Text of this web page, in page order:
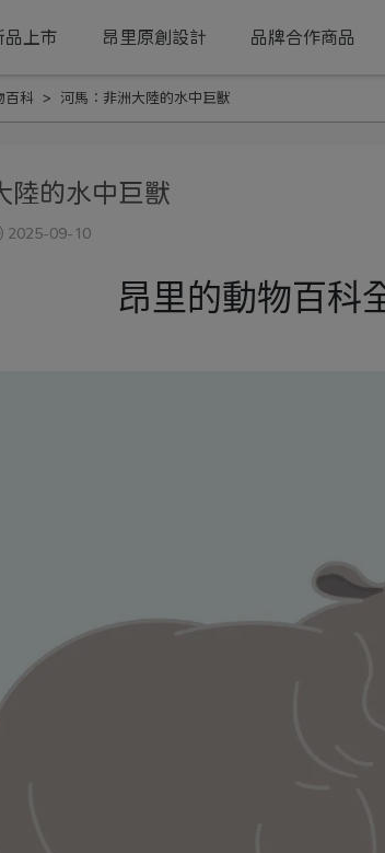
品上市 昂里原創設計 品牌合作商品
百科 河馬：非洲大陸的水中巨獸
陸的水中巨獸
2025-09-10
昂里的動物百科